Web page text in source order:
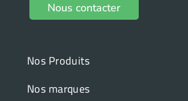
Nous contacter
Nos Produits
Nos marques